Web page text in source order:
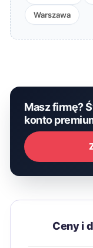
Warszawa
Masz firmę?
konto
Ceny i